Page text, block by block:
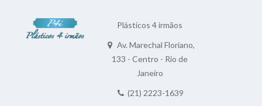
Plásticos 4 irmãos
Av. Marechal Floriano,
133 - Centro - Rio de
Janeiro
(21) 2223-1639